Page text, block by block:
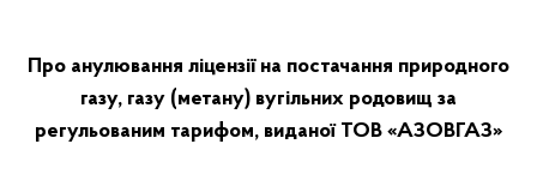
Про анулювання ліцензії на постачання природного
газу, газу (метану) вугільних родовищ за
регульованим тарифом, виданої ТОВ «АЗОВГАЗ»